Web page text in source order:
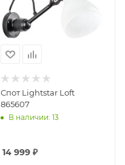
Спот Lightstar Loft
865607
В наличии: 13
14 999₽